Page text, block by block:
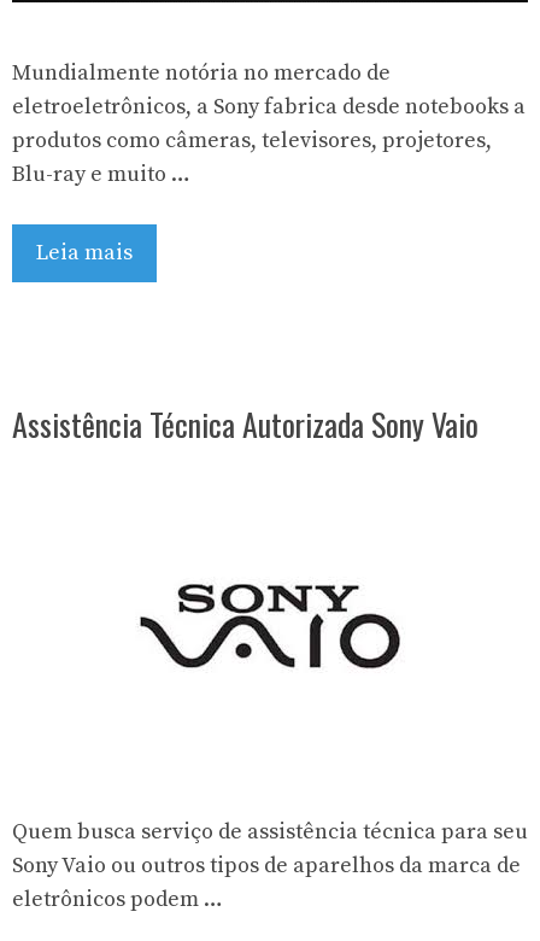
Mundialmente notória no mercado de
eletroeletrônicos, a Sony fabrica desde notebooks a
produtos como câmeras, televisores, projetores,
Blu-ray e muito …
Leia mais
Assistência Técnica Autorizada Sony Vaio
Quem busca serviço de assistência técnica para seu
Sony Vaio ou outros tipos de aparelhos da marca de
eletrônicos podem …